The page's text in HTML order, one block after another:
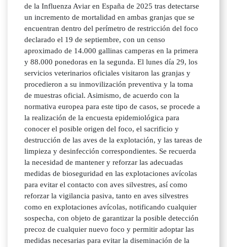
de la Influenza Aviar en España de 2025 tras detectarse
un incremento de mortalidad en ambas granjas que se
encuentran dentro del perímetro de restricción del foco
declarado el 19 de septiembre, con un censo
aproximado de 14.000 gallinas camperas en la primera
y 88.000 ponedoras en la segunda. El lunes día 29, los
servicios veterinarios oficiales visitaron las granjas y
procedieron a su inmovilización preventiva y la toma
de muestras oficial. Asimismo, de acuerdo con la
normativa europea para este tipo de casos, se procede a
la realización de la encuesta epidemiológica para
conocer el posible origen del foco, el sacrificio y
destrucción de las aves de la explotación, y las tareas de
limpieza y desinfección correspondientes. Se recuerda
la necesidad de mantener y reforzar las adecuadas
medidas de bioseguridad en las explotaciones avícolas
para evitar el contacto con aves silvestres, así como
reforzar la vigilancia pasiva, tanto en aves silvestres
como en explotaciones avícolas, notificando cualquier
sospecha, con objeto de garantizar la posible detección
precoz de cualquier nuevo foco y permitir adoptar las
medidas necesarias para evitar la diseminación de la